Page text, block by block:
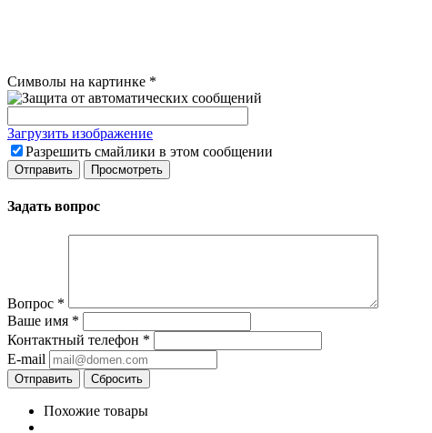
Символы на картинке *
Загрузить изображение
Разрешить смайлики в этом сообщении
Задать вопрос
Вопрос *
Ваше имя *
Контактный телефон *
E-mail
Сбросить
Похожие товары